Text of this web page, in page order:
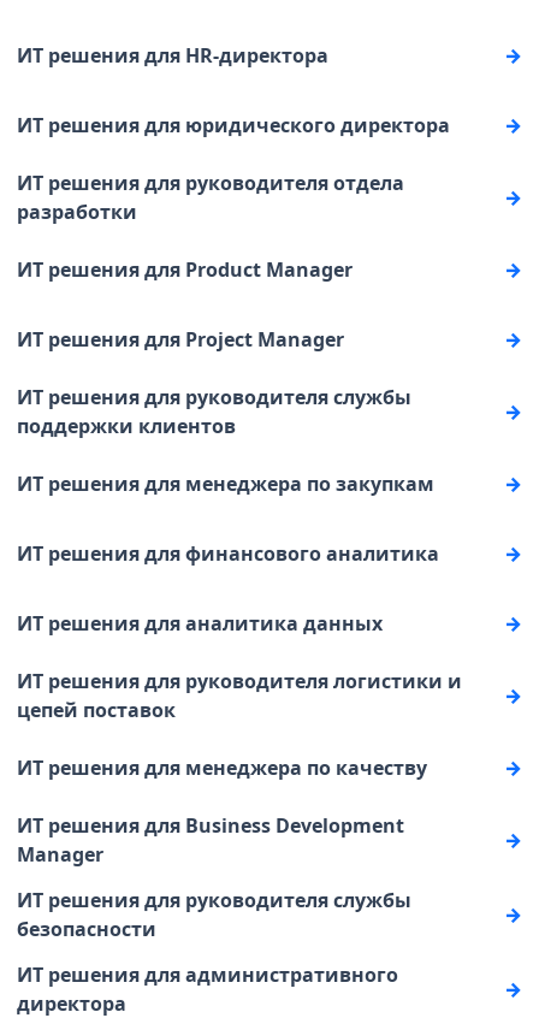
ИТ решения для HR-директора
ИТ решения для юридического директора
ИТ решения для руководителя отдела
разработки
ИТ решения для Product Manager
ИТ решения для Project Manager
ИТ решения для руководителя службы
поддержки клиентов
ИТ решения для менеджера по закупкам
ИТ решения для финансового аналитика
ИТ решения для аналитика данных
ИТ решения для руководителя логистики и
цепей поставок
ИТ решения для менеджера по качеству
ИТ решения для Business Development
Manager
ИТ решения для руководителя службы
безопасности
ИТ решения для административного
директора